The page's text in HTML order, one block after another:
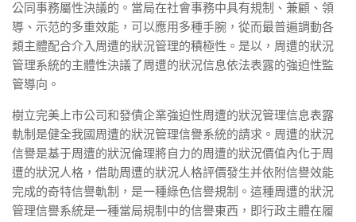
公同事務屬性決議的。當局在社會事務中具有規制、兼顧、領
導、示范的多重效能，可以應用多種手腕，從而最普遍調動各
類主體配合介入周遭的狀況管理的積極性。是以，周遭的狀況
管理系統的主體性決議了周遭的狀況信息依法表露的強迫性監
管導向。
樹立完美上市公司和發債企業強迫性周遭的狀況管理信息表露
軌制是健全我國周遭的狀況管理信譽系統的請求。周遭的狀況
信譽是基于周遭的狀況倫理將自力的周遭的狀況價值內化于周
遭的狀況人格，借助周遭的狀況人格評價發生并依附信譽效能
完成的奇特信譽軌制，是一種綠色信譽規制。這種周遭的狀況
管理信譽系統是一種當局規制中的信譽東西，即行政主體在履